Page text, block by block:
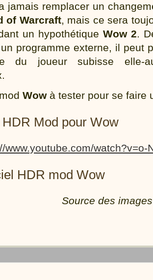
jamais remplacer un
of Warcraft, mais ce sera
un hypothétique Wow 2.
programme externe, il peut
du joueur subisse elle-
Wowà tester pour se faire
Mod pour Wow
www.youtube.com/watch?v=o-
HDR mod Wow
Source des